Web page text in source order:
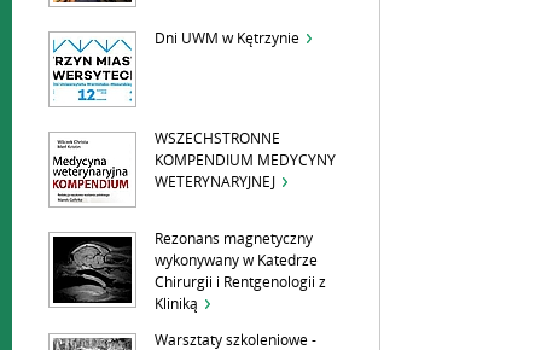
Dni UWM w Kętrzynie
WSZECHSTRONNE
KOMPENDIUM MEDYCYNY
WETERYNARYJNEJ
Rezonans magnetyczny
wykonywany w Katedrze
Chirurgii i Rentgenologii z
Kliniką
Warsztaty szkoleniowe -